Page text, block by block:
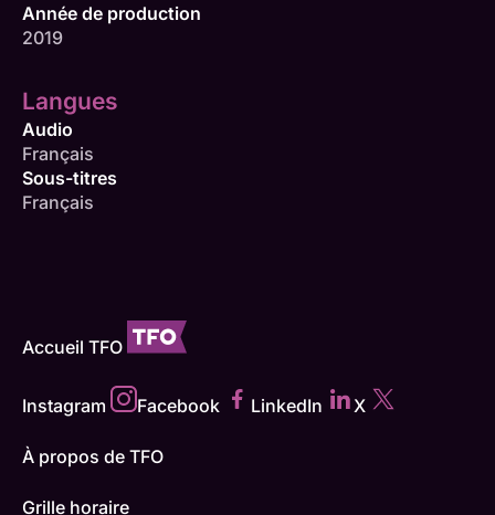
Année de production
2019
Langues
Audio
Français
Sous-titres
Français
Accueil TFO
Instagram Facebook LinkedIn X
À propos de TFO
Grille horaire